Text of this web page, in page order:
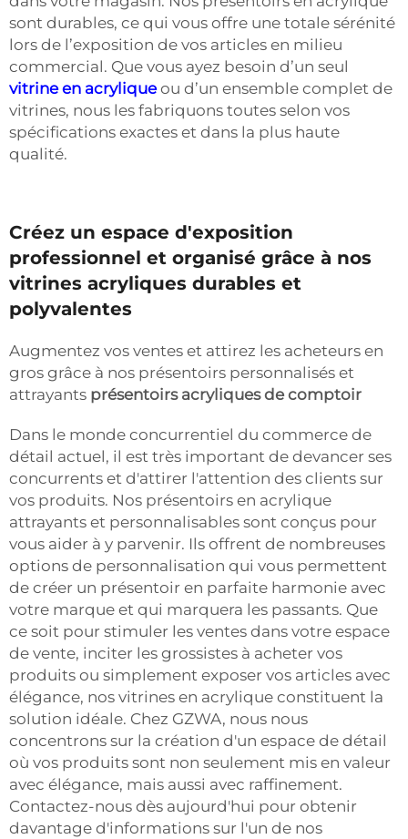
sont durables, ce qui vous offre une totale sérénité
lors de l’exposition de vos articles en milieu
commercial. Que vous ayez besoin d’un seul
vitrine en acryliqueou d’un ensemble complet de
vitrines, nous les fabriquons toutes selon vos
spécifications exactes et dans la plus haute
qualité.
Créez un espace d'exposition
professionnel et organisé grâce à nos
vitrines acryliques durables et
polyvalentes
Augmentez vos ventes et attirez les acheteurs en
gros grâce à nos présentoirs personnalisés et
attrayants présentoirs acryliques de comptoir
Dans le monde concurrentiel du commerce de
détail actuel, il est très important de devancer ses
concurrents et d'attirer l'attention des clients sur
vos produits. Nos présentoirs en acrylique
attrayants et personnalisables sont conçus pour
vous aider à y parvenir. Ils offrent de nombreuses
options de personnalisation qui vous permettent
de créer un présentoir en parfaite harmonie avec
votre marque et qui marquera les passants. Que
ce soit pour stimuler les ventes dans votre espace
de vente, inciter les grossistes à acheter vos
produits ou simplement exposer vos articles avec
élégance, nos vitrines en acrylique constituent la
solution idéale. Chez GZWA, nous nous
concentrons sur la création d'un espace de détail
où vos produits sont non seulement mis en valeur
avec élégance, mais aussi avec raffinement.
Contactez-nous dès aujourd'hui pour obtenir
davantage d'informations sur l'un de nos